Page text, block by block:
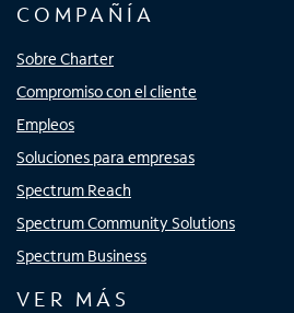
COMPAÑÍA
Sobre Charter
Compromiso con el cliente
Empleos
Soluciones para empresas
Spectrum Reach
Spectrum Community Solutions
Spectrum Business
VER MÁS